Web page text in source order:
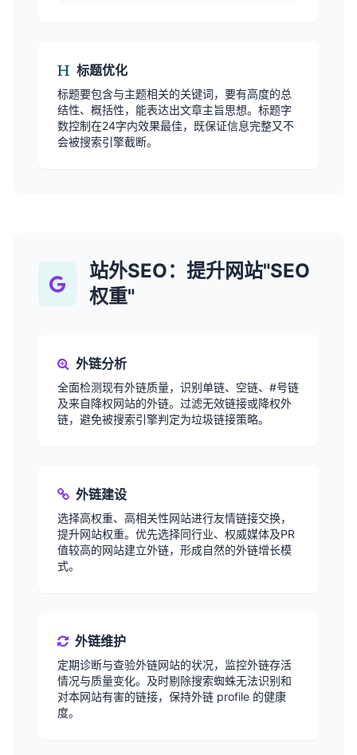
标题优化
标题要包含与主题相关的关键词，要有高度的总
结性、概括性，能表达出文章主旨思想。标题字
数控制在24字内效果最佳，既保证信息完整又不
会被搜索引擎截断。
站外SEO：提升网站"SEO
权重"
外链分析
全面检测现有外链质量，识别单链、空链、#号链
及来自降权网站的外链。过滤无效链接或降权外
链，避免被搜索引擎判定为垃圾链接策略。
外链建设
选择高权重、高相关性网站进行友情链接交换，
提升网站权重。优先选择同行业、权威媒体及PR
值较高的网站建立外链，形成自然的外链增长模
式。
外链维护
定期诊断与查验外链网站的状况，监控外链存活
情况与质量变化。及时剔除搜索蜘蛛无法识别和
对本网站有害的链接，保持外链 profile 的健康
度。